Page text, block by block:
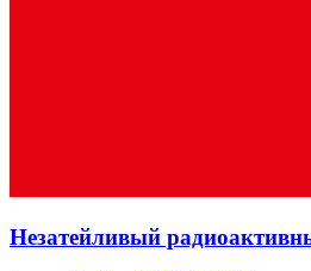
Незатейливый